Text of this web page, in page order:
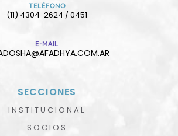
TELÉFONO
(11) 4304-2624 / 0451
E-MAIL
SECCIONES
INSTITUCIONAL
SOCIOS